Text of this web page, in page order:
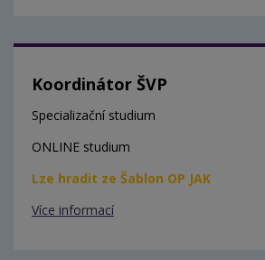
Koordinátor ŠVP
Specializační studium
ONLINE studium
Lze hradit ze Šablon OP JAK
Více informací